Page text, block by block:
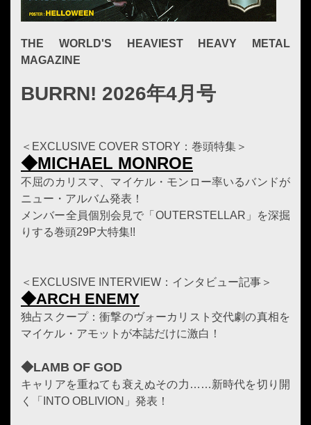
THE WORLD'S HEAVIEST HEAVY METAL
MAGAZINE
BURRN! 2026年4月号
＜EXCLUSIVE COVER STORY：巻頭特集＞
◆MICHAEL MONROE
不屈のカリスマ、マイケル・モンロー率いるバンドが
ニュー・アルバム発表！
メンバー全員個別会見で「OUTERSTELLAR」を深掘
りする巻頭29P大特集!!
＜EXCLUSIVE INTERVIEW：インタビュー記事＞
◆ARCH ENEMY
独占スクープ：衝撃のヴォーカリスト交代劇の真相を
マイケル・アモットが本誌だけに激白！
◆LAMB OF GOD
キャリアを重ねても衰えぬその力……新時代を切り開
く「INTO OBLIVION」発表！